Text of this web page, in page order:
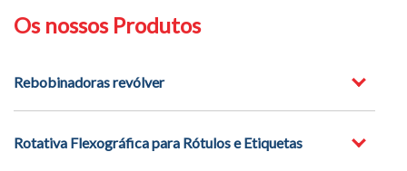
Os nossos Produtos
Rebobinadoras revólver
Rotativa Flexográfica para Rótulos e Etiquetas